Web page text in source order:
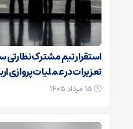
استقرار تیم مشترک نظارتی
تعزیرات در عملیات پروازی